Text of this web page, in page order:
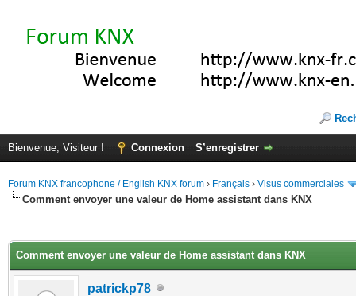
Bienvenue, Visiteur ! Connexion S’enregistrer
Forum KNX francophone / English KNX forum › Français › Visus commerciales
Comment envoyer une valeur de Home assistant dans KNX
Comment envoyer une valeur de Home assistant dans KNX
patrickp78